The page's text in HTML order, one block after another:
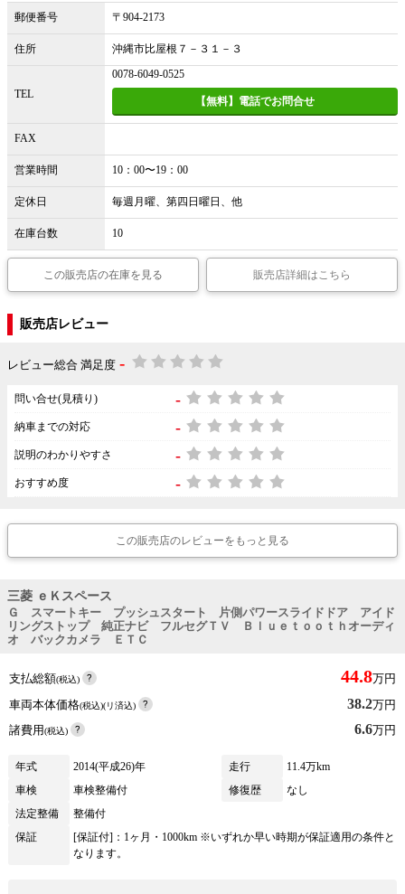
郵便番号 〒904-2173
住所 沖縄市比屋根７－３１－３
TEL
0078-6049-0525
【無料】電話でお問合せ
FAX
営業時間 10：00〜19：00
定休日 毎週月曜、第四日曜日、他
在庫台数 10
この販売店の在庫を見る 販売店詳細はこちら
販売店レビュー
レビュー総合 満足度 -
問い合せ(見積り) -
納車までの対応 -
説明のわかりやすさ -
おすすめ度 -
この販売店のレビューをもっと見る
三菱 ｅＫスペース
Ｇ スマートキー プッシュスタート 片側パワースライドドア アイド
リングストップ 純正ナビ フルセグＴＶ Ｂｌｕｅｔｏｏｔｈオーディ
オ バックカメラ ＥＴＣ
支払総額(税込) 44.8万円
車両本体価格(税込)(リ済込) 38.2万円
諸費用(税込) 6.6万円
年式 2014(平成26)年 走行
11.4万km
車検
車検整備付 修復歴
なし
法定整備
整備付
保証
[保証付]：1ヶ月・1000km ※いずれか早い時期が保証適用の条件と
なります。